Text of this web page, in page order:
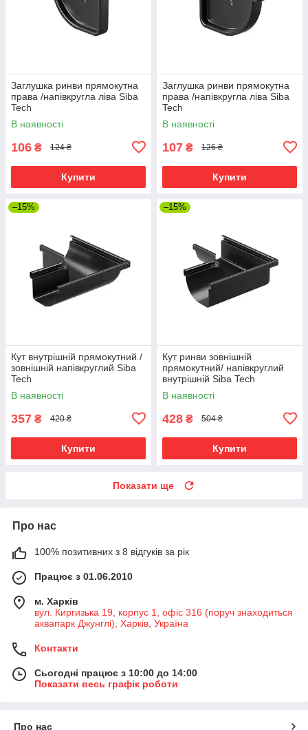
Заглушка ринви прямокутна
права /напівкругла ліва Siba
Tech
В наявності
106 ₴ 124 ₴
Купити
Заглушка ринви прямокутна
права /напівкругла ліва Siba
Tech
В наявності
107 ₴ 126 ₴
Купити
–15%
Кут внутрішній прямокутний /
зовнішній напівкруглий Siba
Tech
В наявності
357 ₴ 420 ₴
Купити
–15%
Кут ринви зовнішній
прямокутний/ напівкруглий
внутрішній Siba Tech
В наявності
428 ₴ 504 ₴
Купити
Показати ще
Про нас
100% позитивних з 8 відгуків за рік
Працює з 01.06.2010
м. Харків
вул. Киргизька 19, корпус 1, офіс 316 (поруч знаходиться
аквапарк Джунглі), Харків, Україна
Контакти
Сьогодні працює з 10:00 до 14:00
Показати весь графік роботи
Про нас